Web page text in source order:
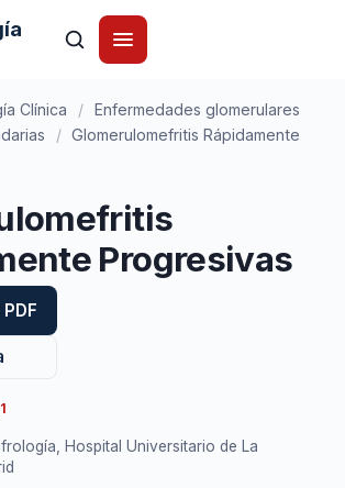
Clínica / Enfermedades glomerulares
/ Glomerulomefritis Rápidamente
Progresivas
1
Hospital Universitario de La